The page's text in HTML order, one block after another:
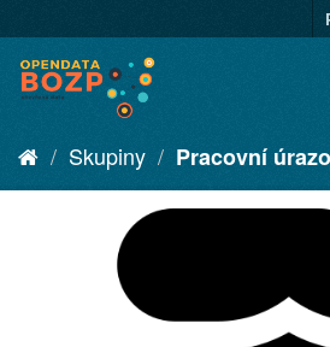
Skupiny Pracovní